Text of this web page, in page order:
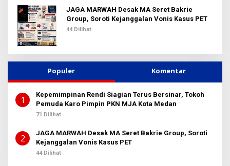
JAGA MARWAH Desak MA Seret Bakrie
Group, Soroti Kejanggalan Vonis Kasus PET
44 Dilihat
Populer Komentar
1
Kepemimpinan Rendi Siagian Terus Bersinar, Tokoh
Pemuda Karo Pimpin PKN MJA Kota Medan
71 Dilihat
2
JAGA MARWAH Desak MA Seret Bakrie Group, Soroti
Kejanggalan Vonis Kasus PET
44 Dilihat